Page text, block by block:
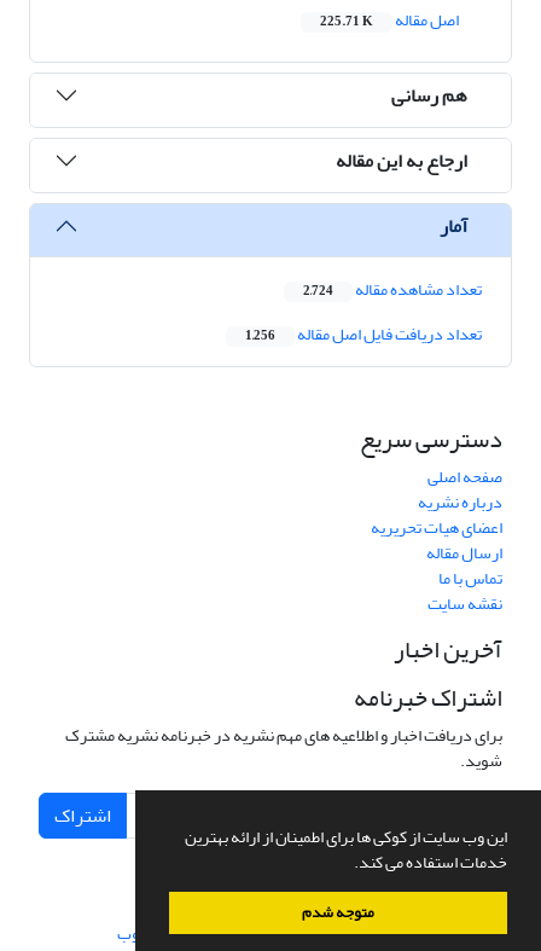
این وب سایت از کوکی ها برای اطمینان از ارائه بهترین
خدمات استفاده می کند.
متوجه شدم
اصل مقاله
225.71 K
هم رسانی
ارجاع به این مقاله
آمار
تعداد مشاهده مقاله 2,724
تعداد دریافت فایل اصل مقاله 1,256
دسترسی سریع
صفحه اصلی
درباره نشریه
اعضای هیات تحریریه
ارسال مقاله
تماس با ما
نقشه سایت
آخرین اخبار
اشتراک خبرنامه
برای دریافت اخبار و اطلاعیه های مهم نشریه در خبرنامه نشریه مشترک
شوید.
اشتراک
سامانه مدیریت نشریات علمی.طراحی و پیاده سازی از سیناوب